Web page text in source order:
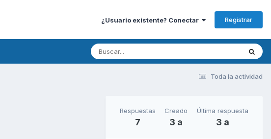
¿Usuario existente? Conectar Registrar
Toda la actividad
Respuestas
7
Creado
3 a
Última respuesta
3 a